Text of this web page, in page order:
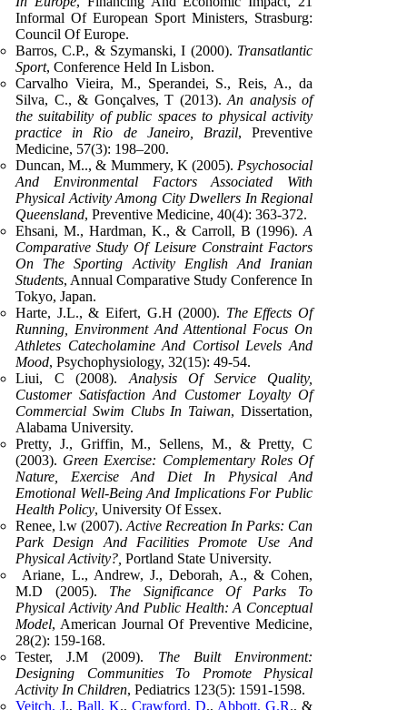
Informal Of European Sport Ministers, Strasburg:
Council Of Europe.
Barros, C.P., & Szymanski, I (2000). Transatlantic
Sport, Conference Held In Lisbon.
Carvalho Vieira, M., Sperandei, S., Reis, A., da
Silva, C., & Gonçalves, T (2013). An analysis of
the suitability of public spaces to physical activity
practice in Rio de Janeiro, Brazil, Preventive
Medicine, 57(3): 198–200.
Duncan, M.., & Mummery, K (2005). Psychosocial
And Environmental Factors Associated With
Physical Activity Among City Dwellers In Regional
Queensland, Preventive Medicine, 40(4): 363-372.
Ehsani, M., Hardman, K., & Carroll, B (1996). A
Comparative Study Of Leisure Constraint Factors
On The Sporting Activity English And Iranian
Students, Annual Comparative Study Conference In
Tokyo, Japan.
Harte, J.L., & Eifert, G.H (2000). The Effects Of
Running, Environment And Attentional Focus On
Athletes Catecholamine And Cortisol Levels And
Mood, Psychophysiology, 32(15): 49-54.
Liui, C (2008). Analysis Of Service Quality,
Customer Satisfaction And Customer Loyalty Of
Commercial Swim Clubs In Taiwan, Dissertation,
Alabama University.
Pretty, J., Griffin, M., Sellens, M., & Pretty, C
(2003). Green Exercise: Complementary Roles Of
Nature, Exercise And Diet In Physical And
Emotional Well-Being And Implications For Public
Health Policy, University Of Essex.
Renee, l.w (2007). Active Recreation In Parks: Can
Park Design And Facilities Promote Use And
Physical Activity?, Portland State University.
Ariane, L., Andrew, J., Deborah, A., & Cohen,
M.D (2005). The Significance Of Parks To
Physical Activity And Public Health: A Conceptual
Model, American Journal Of Preventive Medicine,
28(2): 159-168.
Tester, J.M (2009). The Built Environment:
Designing Communities To Promote Physical
Activity In Children, Pediatrics 123(5): 1591-1598.
Veitch, J., Ball, K., Crawford, D., Abbott, G.R., &